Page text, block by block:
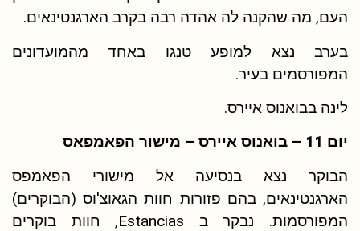
העם, מה שהקנה לה אהדה רבה בקרב הארגנטינאים.
בערב נצא למופע טנגו באחד מהמועדונים
המפורסמים בעיר.
לינה בבואנוס איירס.
יום 11 – בואנוס איירס – מישור הפאמפאס
הבוקר נצא בנסיעה אל מישורי הפאמפס
הארגנטינאים, בהם פזורות חוות הגאוצ'וס (הבוקרים)
המפורסמות. נבקר ב Estancias, חוות בוקרים